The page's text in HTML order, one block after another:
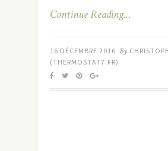
Continue Reading…
16 DÉCEMBRE 2016 By
(THERMOSTAT7.FR)